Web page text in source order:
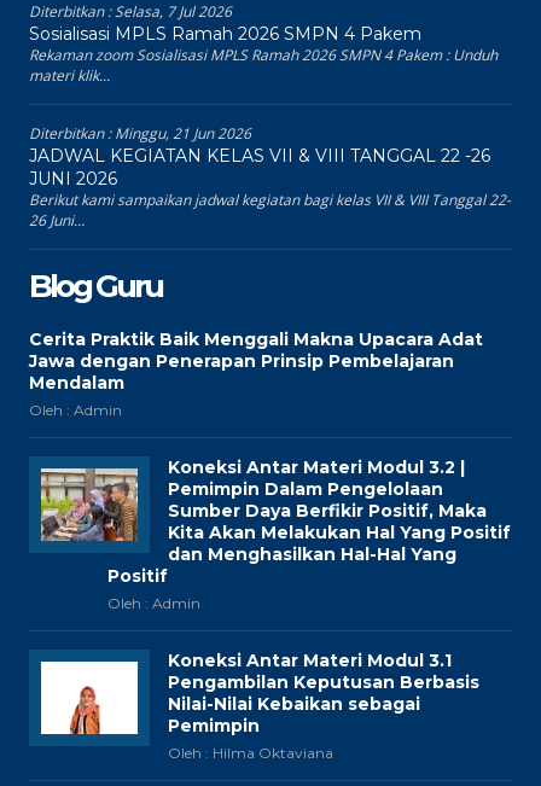
Diterbitkan :Selasa, 7 Jul 2026
Sosialisasi MPLS Ramah 2026 SMPN 4 Pakem
Rekaman zoom Sosialisasi MPLS Ramah 2026 SMPN 4 Pakem : Unduh
materi klik...
Diterbitkan :Minggu, 21 Jun 2026
JADWAL KEGIATAN KELAS VII & VIII TANGGAL 22 -26
JUNI 2026
Berikut kami sampaikan jadwal kegiatan bagi kelas VII & VIII Tanggal 22-
26 Juni...
Blog Guru
Cerita Praktik Baik Menggali Makna Upacara Adat
Jawa dengan Penerapan Prinsip Pembelajaran
Mendalam
Oleh : Admin
Koneksi Antar Materi Modul 3.2 |
Pemimpin Dalam Pengelolaan
Sumber Daya Berfikir Positif, Maka
Kita Akan Melakukan Hal Yang Positif
dan Menghasilkan Hal-Hal Yang
Positif
Oleh : Admin
Koneksi Antar Materi Modul 3.1
Pengambilan Keputusan Berbasis
Nilai-Nilai Kebaikan sebagai
Pemimpin
Oleh : Hilma Oktaviana